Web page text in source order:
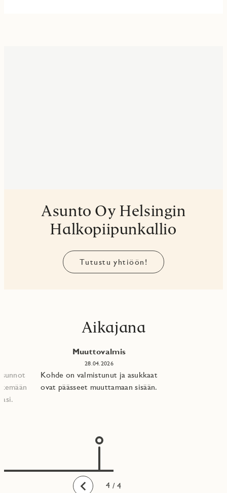
Asunto Oy Helsingin
Halkopiipunkallio
Tutustu yhtiöön!
Aikajana
Taaksepäin
Muuttovalmis
28.04.2026
Kohde on valmistunut ja asukkaat
ovat päässeet muuttamaan sisään.
1
2
3
4 / 4